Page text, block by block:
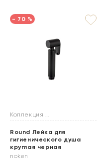
- 70 %
Коллекция
Гигиенические
Round Лейка для
гигиенического душа
круглая черная
noken